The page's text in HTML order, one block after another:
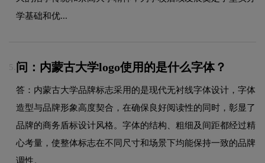
学基础和优...
5. 问：内蒙古大学logo使用的是什么字体？
答：内蒙古大学品牌标志采用的是现代无衬线字体设计，字体
造型与品牌形象高度契合，在确保良好阅读性的同时，彰显了
品牌的商务盾标设计风格。字体的结构、粗细及间距都经过精
心考量，使整体标志在不同尺寸和场景下均能保持一致的品牌
调性。